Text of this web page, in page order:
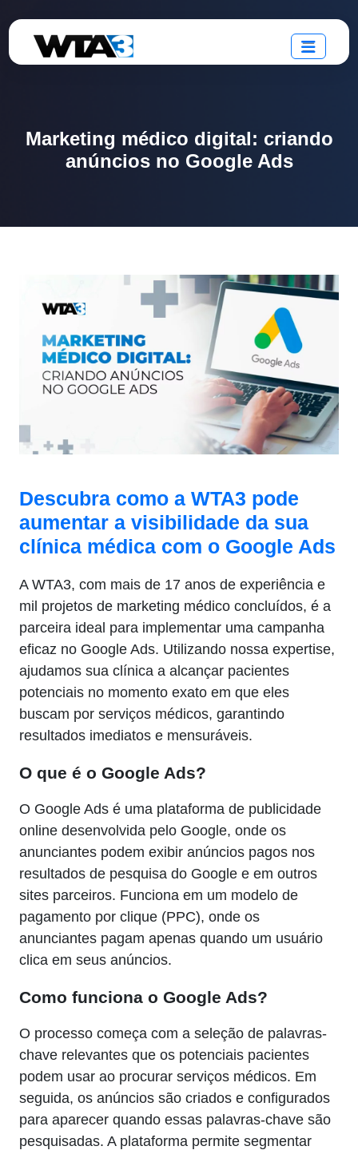
Marketing médico digital: criando
anúncios no Google Ads
Descubra como a WTA3 pode
aumentar a visibilidade da sua
clínica médica com o Google Ads
A WTA3, com mais de 17 anos de experiência e
mil projetos de marketing médico concluídos, é a
parceira ideal para implementar uma campanha
eficaz no Google Ads. Utilizando nossa expertise,
ajudamos sua clínica a alcançar pacientes
potenciais no momento exato em que eles
buscam por serviços médicos, garantindo
resultados imediatos e mensuráveis.
O que é o Google Ads?
O Google Ads é uma plataforma de publicidade
online desenvolvida pelo Google, onde os
anunciantes podem exibir anúncios pagos nos
resultados de pesquisa do Google e em outros
sites parceiros. Funciona em um modelo de
pagamento por clique (PPC), onde os
anunciantes pagam apenas quando um usuário
clica em seus anúncios.
Como funciona o Google Ads?
O processo começa com a seleção de palavras-
chave relevantes que os potenciais pacientes
podem usar ao procurar serviços médicos. Em
seguida, os anúncios são criados e configurados
para aparecer quando essas palavras-chave são
pesquisadas. A plataforma permite segmentar